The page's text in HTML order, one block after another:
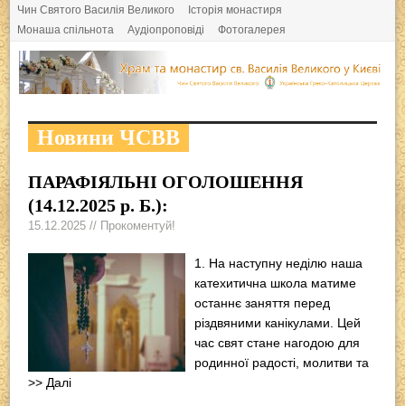
Чин Святого Василія Великого
Історія монастиря
Монаша спільнота
Аудіопроповіді Фотогалерея
Новини ЧСВВ
ПАРАФІЯЛЬНІ ОГОЛОШЕННЯ
(14.12.2025 р. Б.):
15.12.2025 // Прокоментуй!
1. На наступну неділю наша
катехитична школа матиме
останнє заняття перед
різдвяними канікулами. Цей
час свят стане нагодою для
родинної радості, молитви та
>> Далі